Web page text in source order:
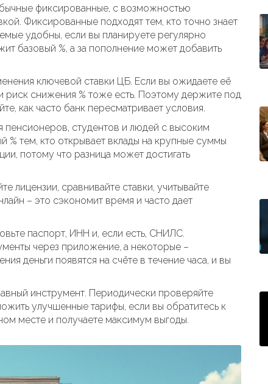
фиксированные, с возможностью
Фиксированные подходят тем, кто точно знает
удобны, если вы планируете регулярно
базовый %, а за пополнение может добавить
ключевой ставки ЦБ. Если вы ожидаете её
риск снижения % тоже есть. Поэтому держите под
как часто банк пересматривает условия.
пенсионеров, студентов и людей с высоким
тем, кто открывает вклады на крупные суммы
потому что разница может достигать
лицензии, сравнивайте ставки, учитывайте
– это сэкономит время и часто дает
паспорт, ИНН и, если есть, СНИЛС.
через приложение, а некоторые –
деньги появятся на счёте в течение часа, и вы
инструмент. Периодически проверяйте
улучшенные тарифы, если вы обратитесь к
месте и получаете максимум выгоды.